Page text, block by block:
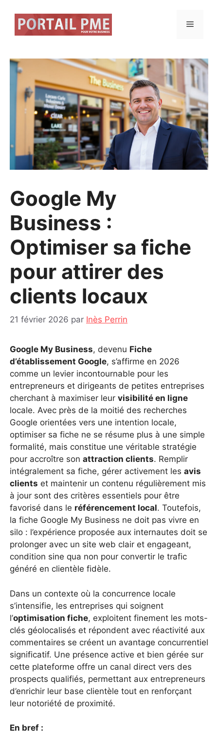
contenu
Menu
Google My
Business :
Optimiser sa fiche
pour attirer des
clients locaux
21 février 2026 par Inès Perrin
Google My Business, devenu Fiche
d’établissement Google, s’affirme en 2026
comme un levier incontournable pour les
entrepreneurs et dirigeants de petites entreprises
cherchant à maximiser leur visibilité en ligne
locale. Avec près de la moitié des recherches
Google orientées vers une intention locale,
optimiser sa fiche ne se résume plus à une simple
formalité, mais constitue une véritable stratégie
pour accroître son attraction clients. Remplir
intégralement sa fiche, gérer activement les avis
clients et maintenir un contenu régulièrement mis
à jour sont des critères essentiels pour être
favorisé dans le référencement local. Toutefois,
la fiche Google My Business ne doit pas vivre en
silo : l’expérience proposée aux internautes doit se
prolonger avec un site web clair et engageant,
condition sine qua non pour convertir le trafic
généré en clientèle fidèle.
Dans un contexte où la concurrence locale
s’intensifie, les entreprises qui soignent
l’optimisation fiche, exploitent finement les mots-
clés géolocalisés et répondent avec réactivité aux
commentaires se créent un avantage concurrentiel
significatif. Une présence active et bien gérée sur
cette plateforme offre un canal direct vers des
prospects qualifiés, permettant aux entrepreneurs
d’enrichir leur base clientèle tout en renforçant
leur notoriété de proximité.
En bref :